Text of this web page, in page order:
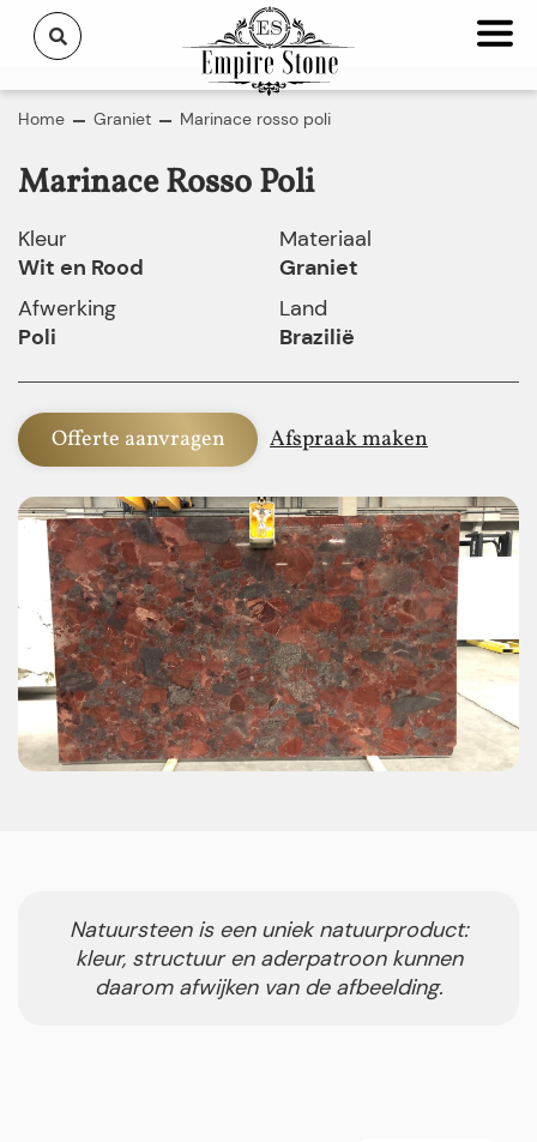
Home Graniet Marinace rosso poli
Marinace Rosso Poli
Kleur
Wit en Rood
Afwerking
Poli
Materiaal
Graniet
Land
Brazilië
Offerte aanvragen Afspraak maken
Natuursteen is een uniek natuurproduct:
kleur, structuur en aderpatroon kunnen
daarom afwijken van de afbeelding.